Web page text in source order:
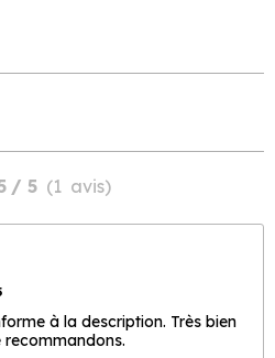
/ 5 (1 avis)
à la description. Très bien
recommandons.